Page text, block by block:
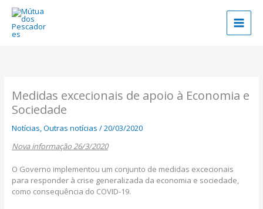
content
Medidas excecionais de apoio à Economia e
Sociedade
Notícias ,Outras notícias /20/03/2020
Nova informação 26/3/2020
O Governo implementou um conjunto de medidas excecionais
para responder à crise generalizada da economia e sociedade,
como consequência do COVID-19.